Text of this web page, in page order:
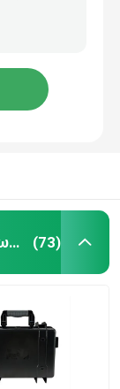
λίθιου
Ηλιακός φορητός σταθμός παραγωγής ηλεκτρικού ρεύματος (73)